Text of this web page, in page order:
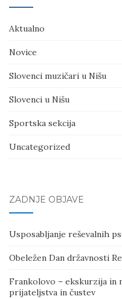
Aktualno
Novice
Slovenci muzičari u Nišu
Slovenci u Nišu
Sportska sekcija
Uncategorized
ZADNJE OBJAVE
Usposabljanje reševalnih
Obeležen Dan državnosti
Frankolovo – ekskurzija in
prijateljstva in čustev